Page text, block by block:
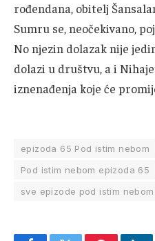
rođendana, obitelj
Sumru se, neočekivano,
No njezin dolazak nije
dolazi u društvu, a i
iznenađenja koje će
epizoda 65 Pod istim nebom
Pod istim nebom epizoda 65
sve epizode pod istim nebom